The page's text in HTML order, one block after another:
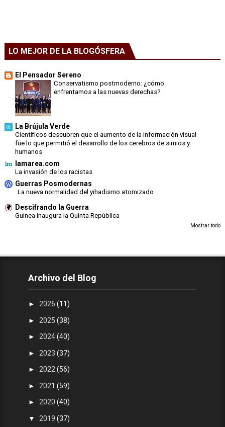
LO MEJOR DE LA BLOGÓSFERA
El Pensador Sereno
Conservatismo postmoderno: ¿cómo
enfrentamos a las nuevas derechas?
La Brújula Verde
Científicos descubren que el aumento de la información visual
fue lo que permitió el desarrollo de los cerebros de simios y
humanos
lamarea.com
La invasión de los racistas
Guerras Posmodernas
La nueva normalidad del yihadismo atomizado
Descifrando la Guerra
Guinea inaugura la Quinta República
Mostrar todo
Archivo del Blog
► 2026(11)
► 2025(38)
► 2024(40)
► 2023(37)
► 2022(56)
► 2021(59)
► 2020(40)
▼ 2019(37)